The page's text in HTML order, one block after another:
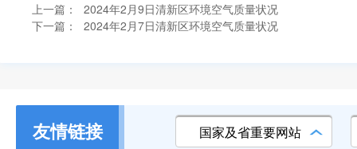
上一篇：
2024年2月9日清新区环境空气质量状况
下一篇：
2024年2月7日清新区环境空气质量状况
友情链接 国家及省重要网站